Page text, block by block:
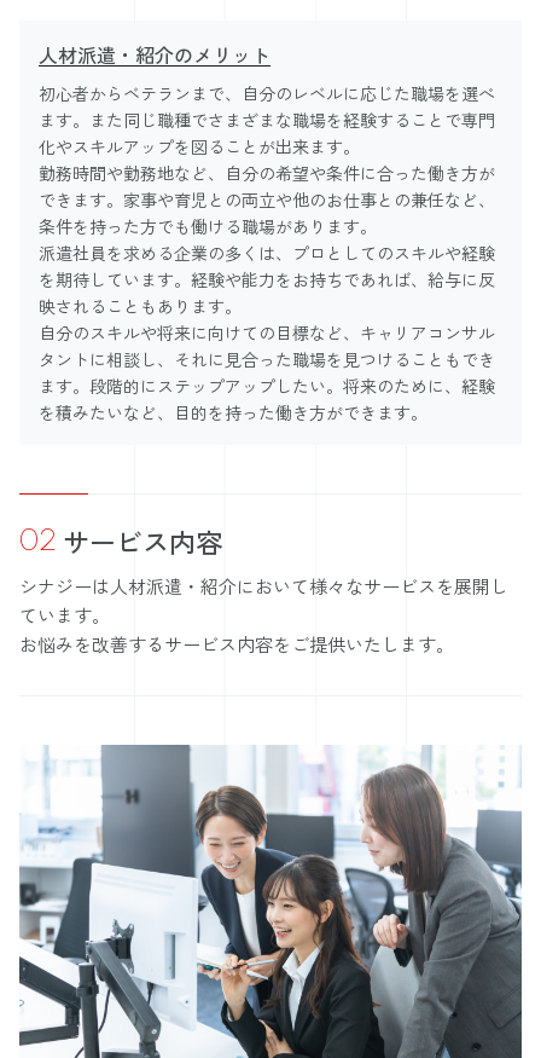
人材派遣・紹介のメリット
初心者からベテランまで、自分のレベルに応じた職場を選べ
ます。また同じ職種でさまざまな職場を経験することで専門
化やスキルアップを図ることが出来ます。
勤務時間や勤務地など、自分の希望や条件に合った働き方が
できます。家事や育児との両立や他のお仕事との兼任など、
条件を持った方でも働ける職場があります。
派遣社員を求める企業の多くは、プロとしてのスキルや経験
を期待しています。経験や能力をお持ちであれば、給与に反
映されることもあります。
自分のスキルや将来に向けての目標など、キャリアコンサル
タントに相談し、それに見合った職場を見つけることもでき
ます。段階的にステップアップしたい。将来のために、経験
を積みたいなど、目的を持った働き方ができます。
02 サービス内容
シナジーは人材派遣・紹介において様々なサービスを展開し
ています。
お悩みを改善するサービス内容をご提供いたします。